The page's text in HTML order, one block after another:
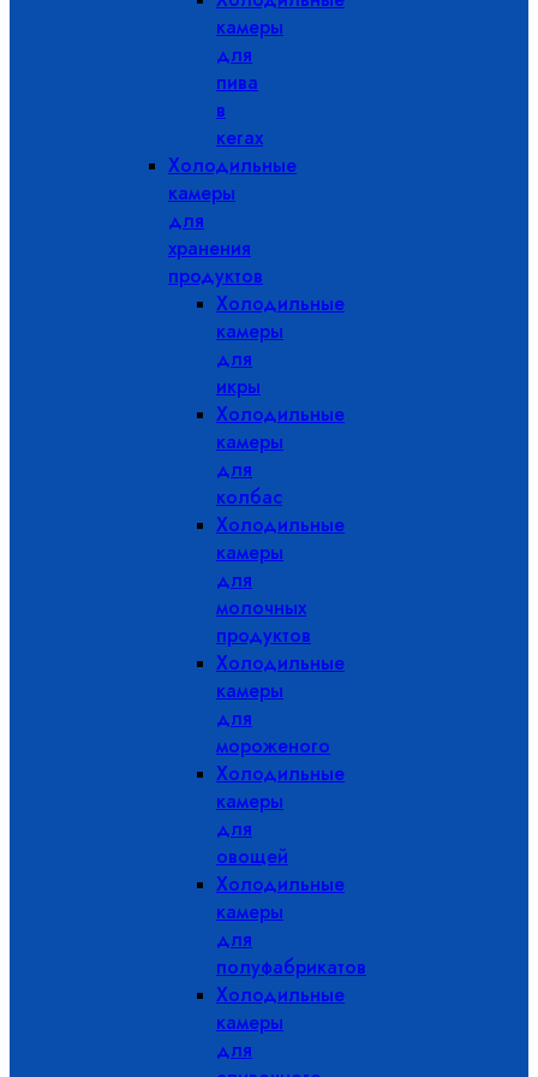
камеры
для
пива
в
кегах
Холодильные
камеры
для
хранения
продуктов
Холодильные
камеры
для
икры
Холодильные
камеры
для
колбас
Холодильные
камеры
для
молочных
продуктов
Холодильные
камеры
для
мороженого
Холодильные
камеры
для
овощей
Холодильные
камеры
для
полуфабрикатов
Холодильные
камеры
для